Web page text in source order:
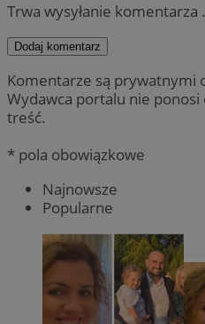
Trwa wysyłanie komentarza
Dodaj komentarz
Komentarze są prywatnymi
Wydawca portalu nie ponosi
treść.
* pola obowiązkowe
Najnowsze
Popularne